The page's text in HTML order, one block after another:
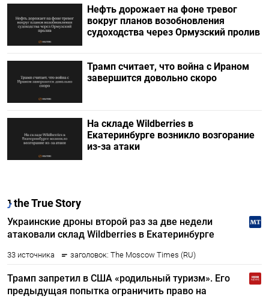
Нефть дорожает на фоне тревог
вокруг планов возобновления
судоходства через Ормузский пролив
Трамп считает, что война с Ираном
завершится довольно скоро
На складе Wildberries в
Екатеринбурге возникло возгорание
из-за атаки